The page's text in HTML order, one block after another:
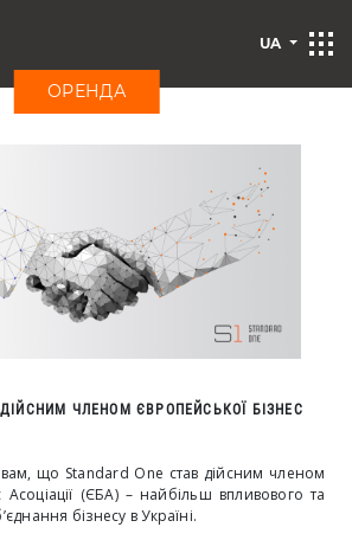
ОРЕНДА
UA
ДІЙСНИМ ЧЛЕНОМ ЄВРОПЕЙСЬКОЇ БІЗНЕС
що Standard One став дійсним членом
Асоціації (ЄБА) – найбільш впливового та
бізнесу в Україні.